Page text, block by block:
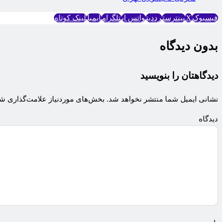
فیسبوکXپینترسترددیتواتس اپتلگرامایمیللینک کوتاه
بدون دیدگاه
دیدگاهتان را بنویسید
نشانی ایمیل شما منتشر نخواهد شد. بخش‌های موردنیاز علامت‌گذاری